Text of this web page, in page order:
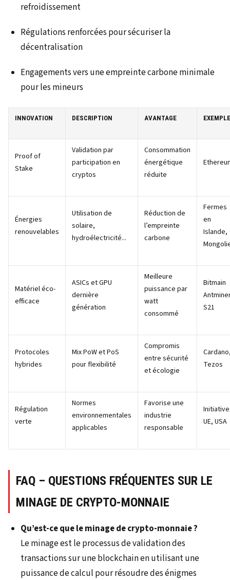
refroidissement
Régulations renforcées pour sécuriser la
décentralisation
Engagements vers une empreinte carbone minimale
pour les mineurs
INNOVATION DESCRIPTION AVANTAGE EXEMPLE
Proof of
Stake
Validation par
participation en
cryptos
Consommation
énergétique
réduite
Énergies
renouvelables
Utilisation de
solaire,
hydroélectricité...
Réduction de
l’empreinte
carbone
Fermes
en
Islande,
Matériel éco-
efficace
ASICs et GPU
dernière
génération
Meilleure
puissance par
watt
consommé
Bitmain
S21
Protocoles
hybrides
Mix PoW et PoS
pour flexibilité
Compromis
entre sécurité
et écologie
Tezos
Régulation
verte
Normes
environnementales
applicables
Favorise une
industrie
responsable
UE, USA
FAQ – QUESTIONS FRÉQUENTES SUR LE
MINAGE DE CRYPTO-MONNAIE
Qu’est-ce que le minage de crypto-monnaie ?
Le minage est le processus de validation des
transactions sur une blockchain en utilisant une
puissance de calcul pour résoudre des énigmes